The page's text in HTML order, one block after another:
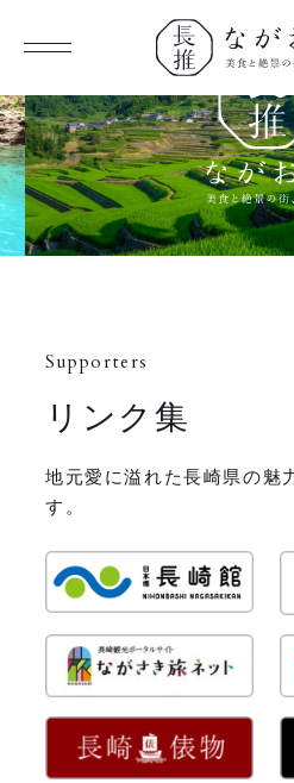
ながお
し 美
と絶景
Supporters
リンク集
地元愛に溢れた長崎県の魅
す。